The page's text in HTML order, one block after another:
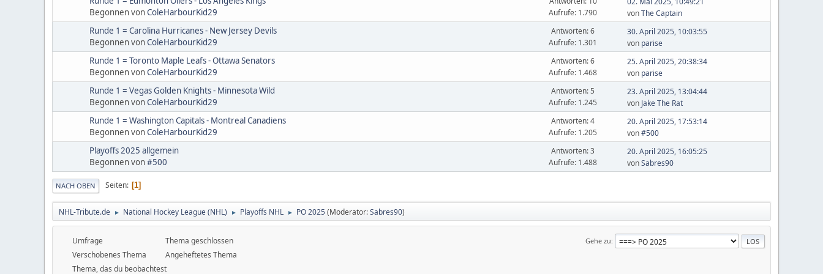
Begonnen vonColeHarbourKid29
Aufrufe: 1.790
vonThe Captain
Runde 1 = Carolina Hurricanes - New Jersey Devils
Begonnen vonColeHarbourKid29
Antworten: 6
Aufrufe: 1.301
30. April 2025, 10:03:55
von parise
Runde 1 = Toronto Maple Leafs - Ottawa Senators
Begonnen vonColeHarbourKid29
Antworten: 6
Aufrufe: 1.468
25. April 2025, 20:38:34
von parise
Runde 1 = Vegas Golden Knights - Minnesota Wild
Begonnen vonColeHarbourKid29
Antworten: 5
Aufrufe: 1.245
23. April 2025, 13:04:44
von Jake The Rat
Runde 1 = Washington Capitals - Montreal Canadiens
Begonnen vonColeHarbourKid29
Antworten: 4
Aufrufe: 1.205
20. April 2025, 17:53:14
von#500
Playoffs 2025 allgemein
Begonnen von#500
Antworten: 3
Aufrufe: 1.488
20. April 2025, 16:05:25
vonSabres90
NACH OBEN Seiten 1
NHL-Tribute.de ► National Hockey League (NHL) ► Playoffs NHL ► PO 2025(Moderator:Sabres90)
Gehe zu
Umfrage
Verschobenes Thema
Thema geschlossen
Angeheftetes Thema
Thema, das du beobachtest